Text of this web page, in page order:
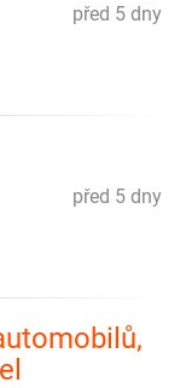
před 5 dny
před 5 dny